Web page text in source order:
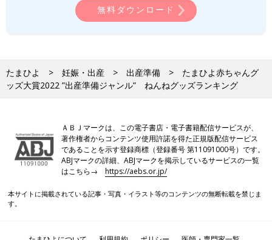
無料ダウンロード
たまひよ 妊娠・出産 出産準備
たまひよ赤ちゃんグ
ッズ大賞2022 ”出産準備ジャンル” ねんねグッズランキング
ＡＢＪマークは、この電子書店・電子書籍配信サービスが、
著作権者からコンテンツ使用許諾を得た正規版配信サービス
であることを示す登録商標（登録番号 第11091000号）です。
ABJマークの詳細、ABJマークを掲示しているサービスの一覧
はこちら→https://aebs.or.jp/
本サイトに掲載されている記事・写真・イラスト等のコンテンツの無断転載を禁じま
す。